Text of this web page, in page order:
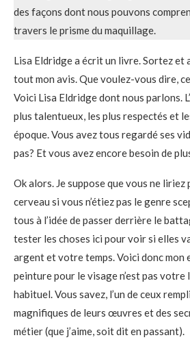
des façons dont nous pouvons
travers le prisme du maquillage.
Lisa Eldridge a écrit un livre. Sortez et
tout mon avis. Que voulez-vous dire,
Voici Lisa Eldridge dont nous parlons.
plus talentueux, les plus respectés et
époque. Vous avez tous regardé ses
pas? Et vous avez encore besoin de
Ok alors. Je suppose que vous ne liriez
cerveau si vous n’étiez pas le genre
tous à l’idée de passer derrière le
tester les choses ici pour voir si elles
argent et votre temps. Voici donc mon
peinture pour le visage n’est pas votre
habituel. Vous savez, l’un de ceux
magnifiques de leurs œuvres et des
métier (que j’aime, soit dit en passant).